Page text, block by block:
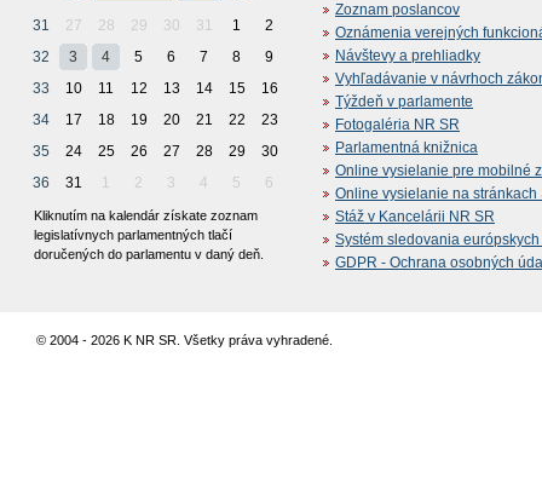
31 27 28 29 30 31 1
2
32
3 4 5 6 7 8
9
33
10 11 12 13 14 15
16
34
17 18 19 20 21 22
23
35
24 25 26 27 28 29
30
36
31 1 2 3 4 5 6
Kliknutím na kalendár získate zoznam
legislatívnych parlamentných tlačí
doručených do parlamentu v daný deň.
Zoznam poslancov
Oznámenia verejných
Návštevy a prehliadky
Vyhľadávanie v návrhoch
Týždeň v parlamente
Fotogaléria NR SR
Parlamentná knižnica
Online vysielanie pre mobilné
Online vysielanie na stránkach
Stáž v Kancelárii NR SR
Systém sledovania
GDPR - Ochrana osobných
© 2004 - 2026 K NR SR. Všetky práva vyhradené.